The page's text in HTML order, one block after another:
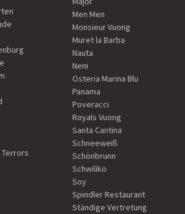
Men Men
Monsieur Vuong
Muret la Barba
Nauta
Neni
Osteria Marina Blu
Panama
Poveracci
Royals Vuong
Santa Cantina
Schneeweiß
Schönbrunn
Schwiliko
Soy
Spindler Restaurant
Ständige Vertretung